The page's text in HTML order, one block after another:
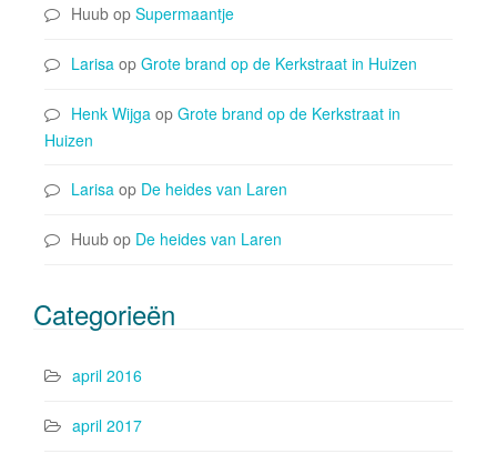
Huub op Supermaantje
Larisa op Grote brand op de Kerkstraat in Huizen
Henk Wijga op Grote brand op de Kerkstraat in
Huizen
Larisa op De heides van Laren
Huub op De heides van Laren
Categorieën
april 2016
april 2017